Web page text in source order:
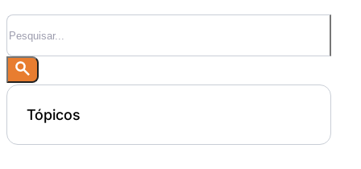
Pesquisar
Tópicos